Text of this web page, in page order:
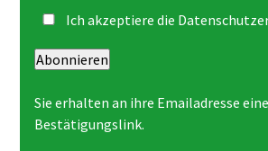
Ich akzeptiere die
Abonnieren
Sie erhalten an ihre Emailadresse
Bestätigungslink.